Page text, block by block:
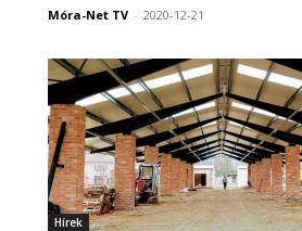
Móra-Net TV - 2020-12-21
Hírek